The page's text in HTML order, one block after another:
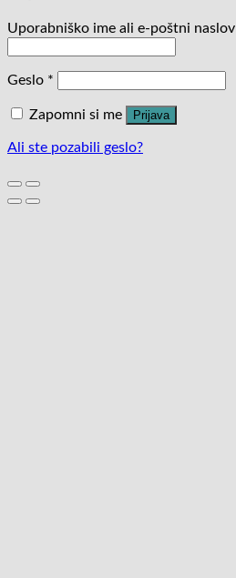
Uporabniško ime ali e-poštni naslov
Geslo *
Zapomni si me Prijava
Ali ste pozabili geslo?